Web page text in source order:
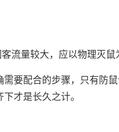
流量较大，应以物理灭
要配合的步骤，只有防
才是长久之计。